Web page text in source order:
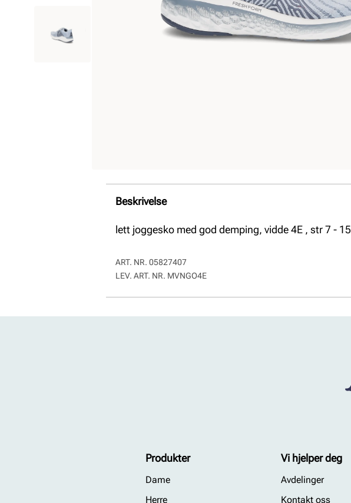
Beskrivelse
lett joggesko med god demping, vidde 4E , str 7 - 15
ART. NR. 05827407
LEV. ART. NR. MVNGO4E
Produkter
Dame
Herre
Vi hjelper deg
Avdelinger
Kontakt oss